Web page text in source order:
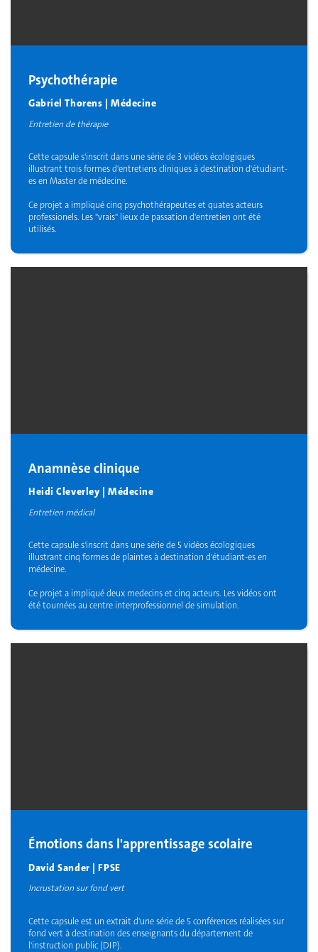
Psychothérapie
Gabriel Thorens | Médecine
Entretien de thérapie
Cette capsule s'inscrit dans une série de 3 vidéos écologiques
illustrant trois formes d'entretiens cliniques à destination d'étudiant-
es en Master de médecine.
Ce projet a impliqué cinq psychothérapeutes et quates acteurs
professionels. Les "vrais" lieux de passation d'entretien ont été
utilisés.
Anamnèse clinique
Heidi Cleverley | Médecine
Entretien médical
Cette capsule s'inscrit dans une série de 5 vidéos écologiques
illustrant cinq formes de plaintes à destination d'étudiant-es en
médecine.
Ce projet a impliqué deux medecins et cinq acteurs. Les vidéos ont
été tournées au centre interprofessionnel de simulation.
Émotions dans l'apprentissage scolaire
David Sander | FPSE
Incrustation sur fond vert
Cette capsule est un extrait d'une série de 5 conférences réalisées sur
fond vert à destination des enseignants du département de
l'instruction public (DIP).